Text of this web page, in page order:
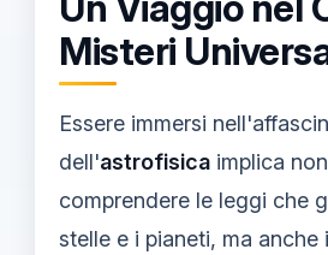
Misteri
Essere immersi
dell'astrofisica implica
comprendere le leggi che
stelle e i pianeti, ma anche